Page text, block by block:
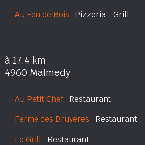
Au Feu de Bois Pizzeria - Grill
à 17.4 km
4960 Malmedy
Au Petit ChefRestaurant
Ferme des Bruyères Restaurant
Le Grill Restaurant